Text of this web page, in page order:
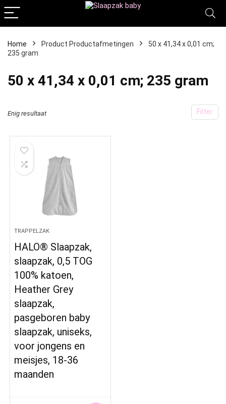
Home Product Productafmetingen
‎50 x 41,34 x 0,01 cm;
235 gram
‎50 x 41,34 x 0,01 cm; 235 gram
Filter
Enig resultaat
TRAPPELZAK
HALO® Slaapzak,
slaapzak, 0,5 TOG
100% katoen,
Heather Grey
slaapzak,
pasgeboren baby
slaapzak, uniseks,
voor jongens en
meisjes, 18-36
maanden